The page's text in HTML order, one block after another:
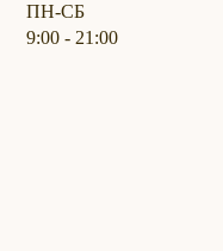
ПН-СБ
9:00 - 21:00